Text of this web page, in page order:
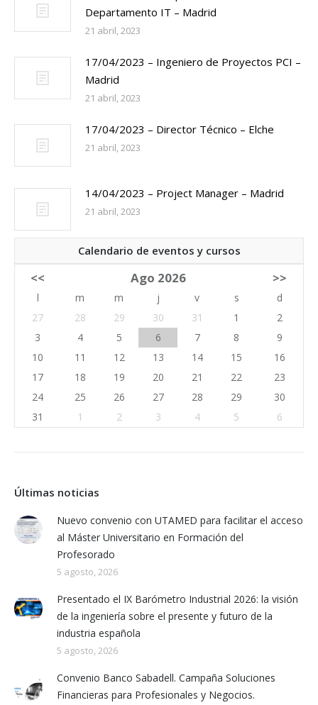
Departamento IT – Madrid
21 abril, 2023
17/04/2023 – Ingeniero de Proyectos PCI –
Madrid
21 abril, 2023
17/04/2023 – Director Técnico – Elche
21 abril, 2023
14/04/2023 – Project Manager – Madrid
21 abril, 2023
Calendario de eventos y cursos
<< Ago 2026 >>
l m m j v s
d
27
28 29 30 31 1
2
3
4 5 6 7 8
9
10
11 12 13 14 15
16
17
18 19 20 21 22
23
24
25 26 27 28 29
30
31
1 2 3 4 5 6
Últimas noticias
Nuevo convenio con UTAMED para facilitar el acceso
al Máster Universitario en Formación del
Profesorado
5 agosto, 2026
Presentado el IX Barómetro Industrial 2026: la visión
de la ingeniería sobre el presente y futuro de la
industria española
5 agosto, 2026
Convenio Banco Sabadell. Campaña Soluciones
Financieras para Profesionales y Negocios.